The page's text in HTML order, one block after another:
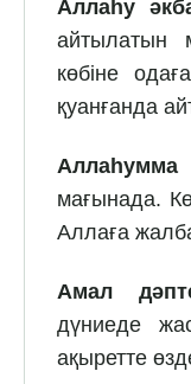
Аллаһу
айтылатын
көбіне
қуанғанда
Аллаһумма
мағынада.
Аллаға
Амал
дүниеде
ақыретте